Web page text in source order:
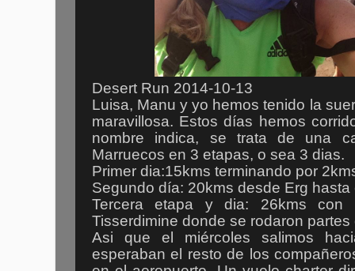
Desert Run 2014-10-13
Luisa, Manu y yo hemos tenido la
maravillosa. Estos días hemos
nombre indica, se trata de una
Marruecos en 3 etapas, o sea 3 dias.
Primer dia:15kms terminando por
Segundo día: 20kms desde Erg
Tercera etapa y dia: 26kms
Tisserdimine donde se rodaron
Asi que el miércoles salimos
esperaban el resto de los